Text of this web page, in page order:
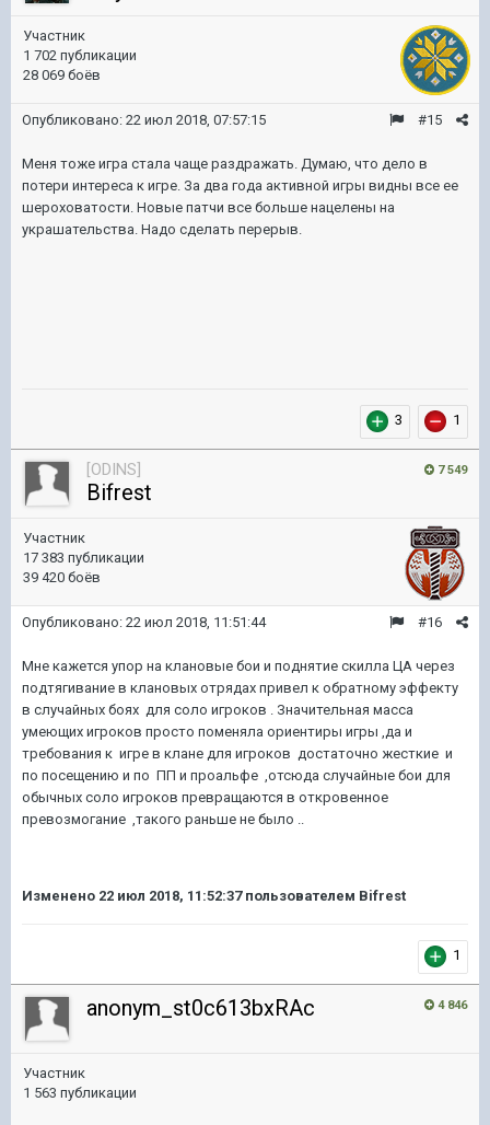
Участник
1 702 публикации
28 069 боёв
#15
Опубликовано: 22 июл 2018, 07:57:15
Меня тоже игра стала чаще раздражать. Думаю, что дело в
потери интереса к игре. За два года активной игры видны все ее
шероховатости. Новые патчи все больше нацелены на
украшательства. Надо сделать перерыв.
3 1
7 549
[ODINS]
Bifrest
Участник
17 383 публикации
39 420 боёв
#16
Опубликовано: 22 июл 2018, 11:51:44
Мне кажется упор на клановые бои и поднятие скилла ЦА через
подтягивание в клановых отрядах привел к обратному эффекту
в случайных боях для соло игроков . Значительная масса
умеющих игроков просто поменяла ориентиры игры ,да и
требования к игре в клане для игроков достаточно жесткие и
по посещению и по ПП и проальфе ,отсюда случайные бои для
обычных соло игроков превращаются в откровенное
превозмогание ,такого раньше не было ..
Изменено 22 июл 2018, 11:52:37пользователем Bifrest
1
4 846
anonym_st0c613bxRAc
Участник
1 563 публикации